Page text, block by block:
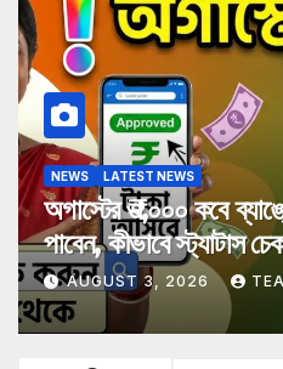
NEWS LATEST NEWS
অগাস্টের ₹৩,০০০ কবে
পাবেন, কীভাবে স্ট্যাটাস
AUGUST 3, 2026